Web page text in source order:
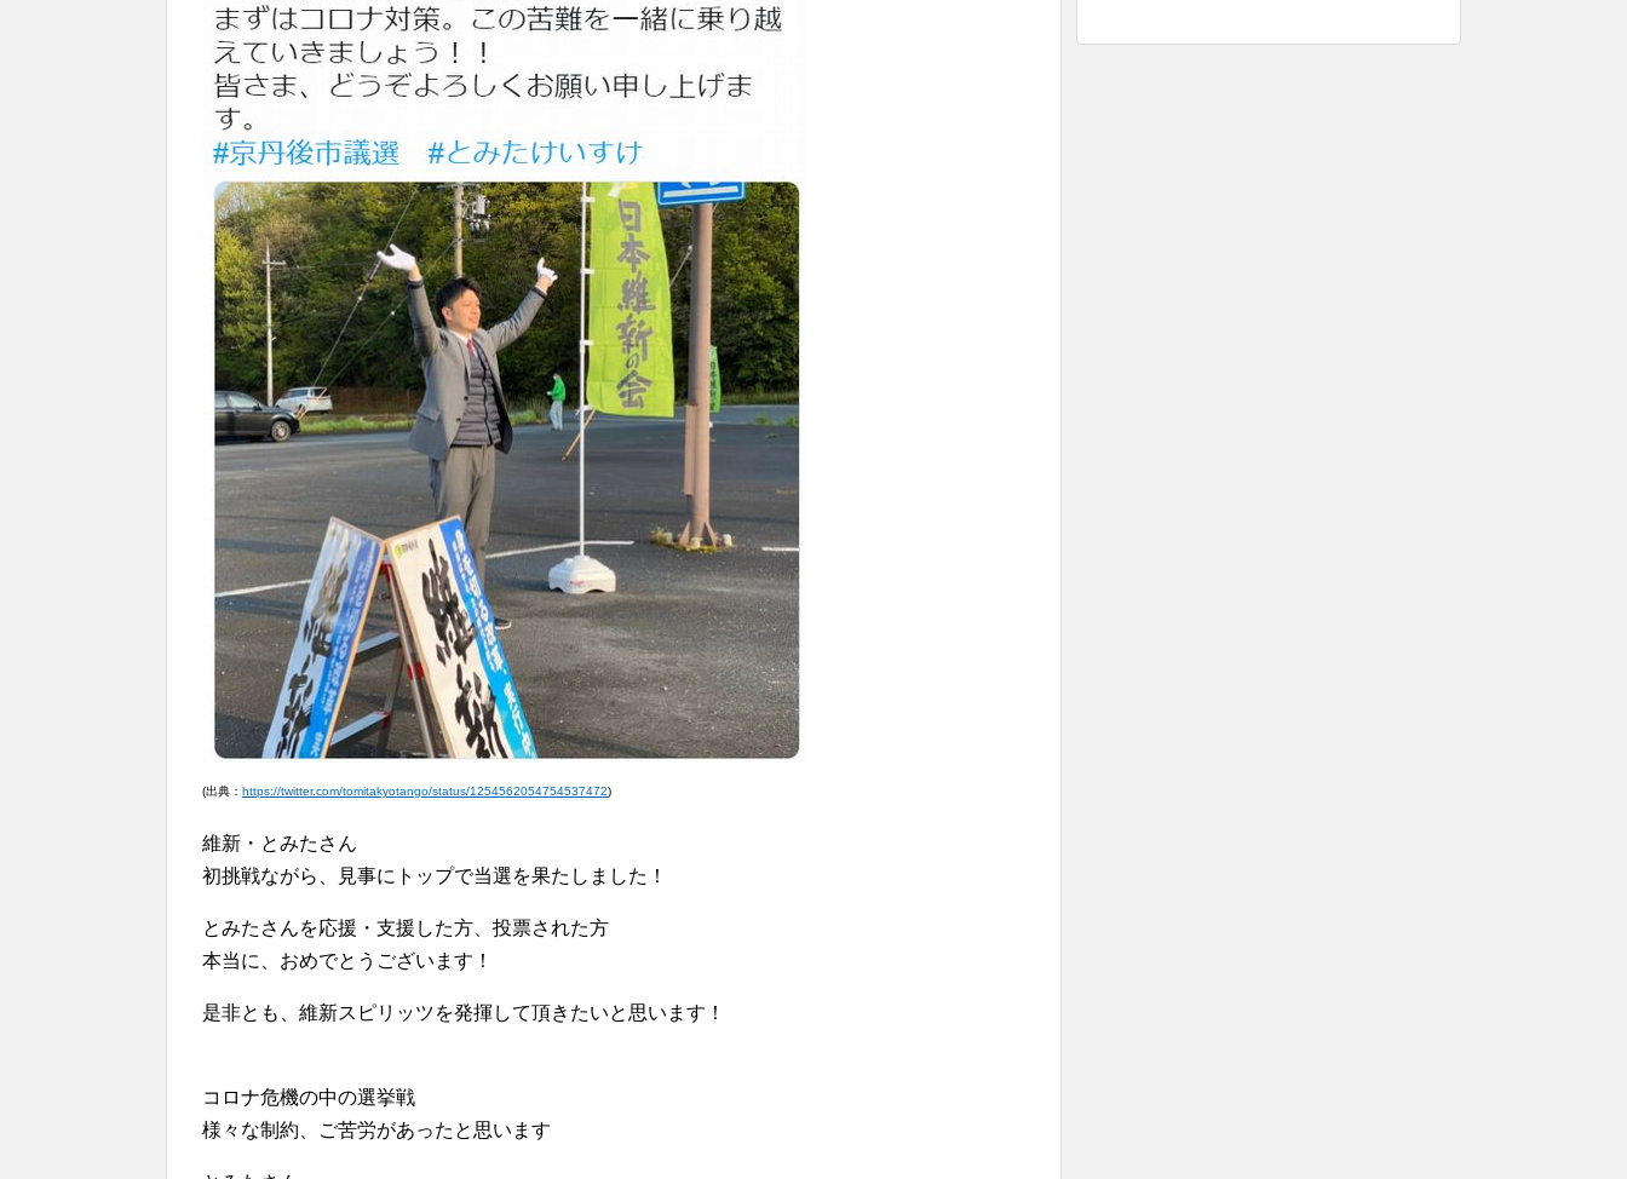
(出典： https://twitter.com/tomitakyotango/status/1254562054754537472)
維新・とみたさん
初挑戦ながら、見事にトップで当選を果たしました！
とみたさんを応援・支援した方、投票された方
本当に、おめでとうございます！
是非とも、維新スピリッツを発揮して頂きたいと思います！
コロナ危機の中の選挙戦
様々な制約、ご苦労があったと思います